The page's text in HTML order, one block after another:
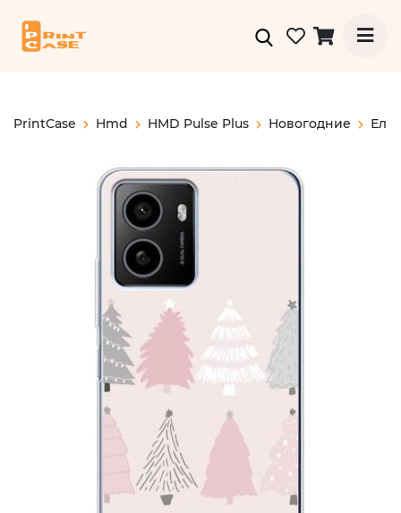
PrintCase Hmd HMD Pulse Plus Новогодние